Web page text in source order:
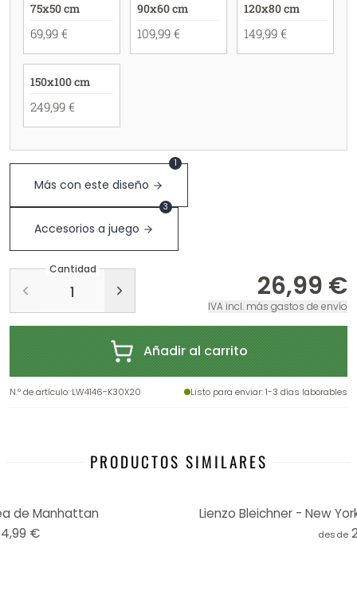
75x50 cm
69,99 €
90x60 cm
109,99 €
120x80 cm
149,99 €
150x100 cm
249,99 €
Más con este diseño
1
Accesorios a juego
3
Cantidad
26,99 €
IVA incl. más gastos de envío
Añadir al carrito
N.º de artículo: LW4146-K30X20 Listo para enviar: 1-3 días laborables
PRODUCTOS SIMILARES
de Manhattan
€
Lienzo Bleichner - New
desde